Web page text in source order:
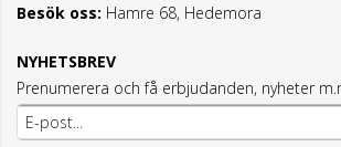
Besök oss: Hamre 68, Hedemora
NYHETSBREV
Prenumerera och få erbjudanden, nyheter